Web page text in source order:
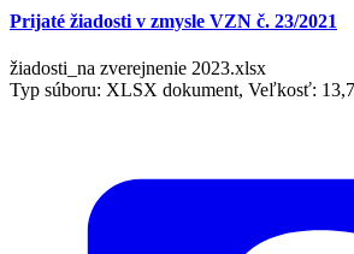
Prijaté žiadosti v zmysle VZN č. 23/2021
žiadosti_na zverejnenie 2023.xlsx
Typ súboru: XLSX dokument, Veľkosť: